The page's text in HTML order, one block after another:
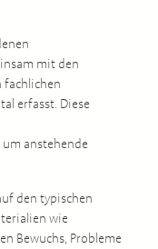
mit den
fachlichen
erfasst. Diese
anstehende
den typischen
wie
Bewuchs, Probleme